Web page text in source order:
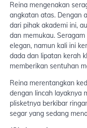
Reina mengenakan
angkatan atas. Dengan
dari pihak akademi ini,
dan memukau.
elegan, namun kali ini
dada dan lipatan kerah
memberikan sentuhan
Reina merentangkan
dengan lincah layaknya
plisketnya berkibar
segar yang sedang